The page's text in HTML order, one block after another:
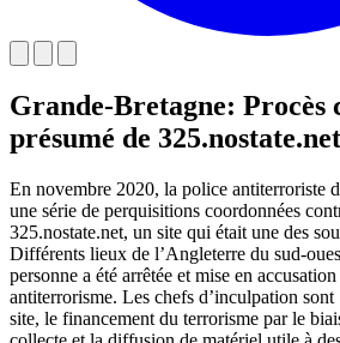
Grande-Bretagne: Procès
présumé de 325.nostate.net
En novembre 2020, la police antiterroriste
une série de perquisitions coordonnées
325.nostate.net, un site qui était une des
Différents lieux de l’Angleterre du sud-
personne a été arrêtée et mise en
antiterrorisme. Les chefs d’inculpation sont
site, le financement du terrorisme par le